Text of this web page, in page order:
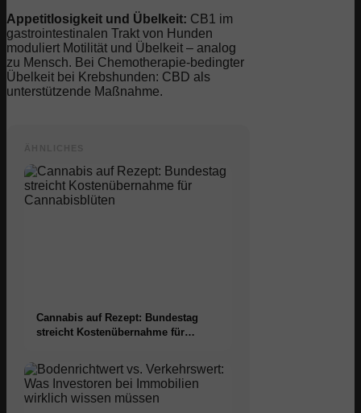
Appetitlosigkeit und Übelkeit: CB1 im
gastrointestinalen Trakt von Hunden
moduliert Motilität und Übelkeit – analog
zu Mensch. Bei Chemotherapie-bedingter
Übelkeit bei Krebshunden: CBD als
unterstützende Maßnahme.
Cannabis auf Rezept: Bundestag
streicht Kostenübernahme für